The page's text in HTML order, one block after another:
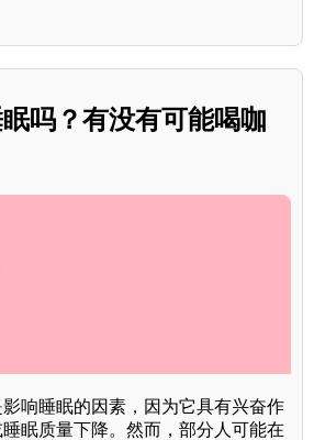
吗？有没有可能喝咖
响睡眠的因素，因为它具有兴奋作
眠质量下降。然而，部分人可能在